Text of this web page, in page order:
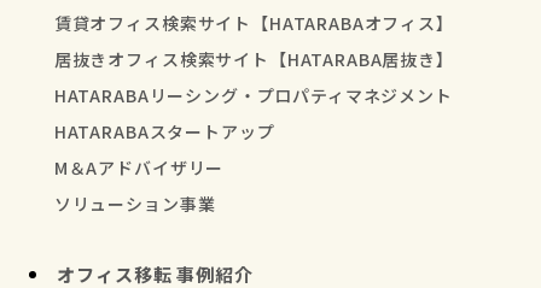
賃貸オフィス検索サイト【HATARABAオフィス】
居抜きオフィス検索サイト【HATARABA居抜き】
HATARABAリーシング・プロパティマネジメント
HATARABAスタートアップ
M＆Aアドバイザリー
ソリューション事業
オフィス移転 事例紹介